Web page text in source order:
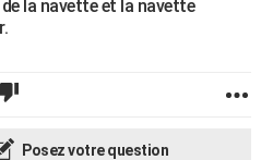
la navette et la navette
Posez votre question